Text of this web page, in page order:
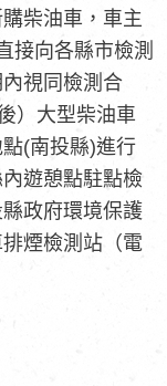
柴油車，車主
接向各縣市檢測
視同檢測合
）大型柴油車
(南投縣)進行
遊憩點駐點檢
政府環境保護
煙檢測站（電